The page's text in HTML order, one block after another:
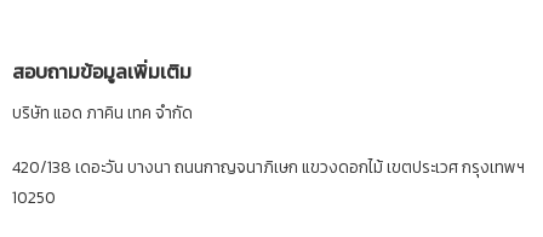
สอบถามข้อมูลเพิ่มเติม
บริษัท แอด ภาคิน เทค จำกัด
420/138 เดอะวัน บางนา ถนนกาญจนาภิเษก แขวงดอกไม้ เขตประเวศ กรุงเทพฯ
10250